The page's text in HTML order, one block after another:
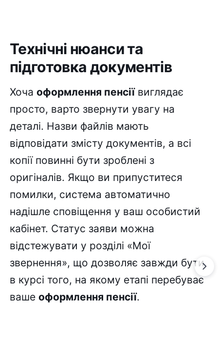
Технічні нюанси та
підготовка документів
Хоча оформлення пенсіївиглядає
просто, варто звернути увагу на
деталі. Назви файлів мають
відповідати змісту документів, а всі
копії повинні бути зроблені з
оригіналів. Якщо ви припуститеся
помилки, система автоматично
надішле сповіщення у ваш особистий
кабінет. Статус заяви можна
відстежувати у розділі «Мої
звернення», що дозволяє завжди бути
в курсі того, на якому етапі перебуває
ваше оформлення пенсії.